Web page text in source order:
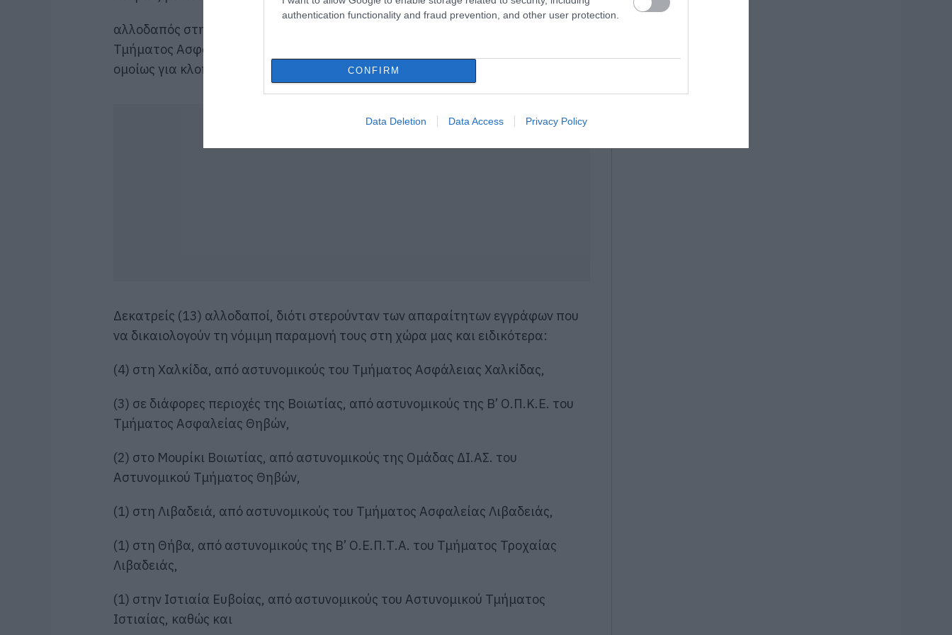
authentication functionality and fraud prevention, and other user protection.
CONFIRM
Data Deletion Data Access Privacy Policy
αλλοδαπός στην Ιτέα Φωκίδας, από αστυνομικούς της Α’ Ο.Π.Κ.Ε. του
Τμήματος Ασφαλείας Άμφισσας – Δελφών, με ποινή φυλάκισης (3) μηνών,
ομοίως για κλοπή.
Δεκατρείς (13) αλλοδαποί, διότι στερούνταν των απαραίτητων εγγράφων που
να δικαιολογούν τη νόμιμη παραμονή τους στη χώρα μας και ειδικότερα:
(4) στη Χαλκίδα, από αστυνομικούς του Τμήματος Ασφάλειας Χαλκίδας,
(3) σε διάφορες περιοχές της Βοιωτίας, από αστυνομικούς της Β’ Ο.Π.Κ.Ε. του
Τμήματος Ασφαλείας Θηβών,
(2) στο Μουρίκι Βοιωτίας, από αστυνομικούς της Ομάδας ΔΙ.ΑΣ. του
Αστυνομικού Τμήματος Θηβών,
(1) στη Λιβαδειά, από αστυνομικούς του Τμήματος Ασφαλείας Λιβαδειάς,
(1) στη Θήβα, από αστυνομικούς της Β’ Ο.Ε.Π.Τ.Α. του Τμήματος Τροχαίας
Λιβαδειάς,
(1) στην Ιστιαία Ευβοίας, από αστυνομικούς του Αστυνομικού Τμήματος
Ιστιαίας, καθώς και